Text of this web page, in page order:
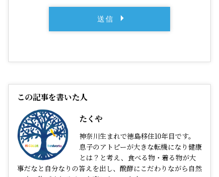
この記事を書いた人
たくや
神奈川生まれで徳島移住10年目です。
息子のアトピーが大きな転機になり健康
とは？と考え、食べる物・着る物が大
事だなと自分なりの答えを出し、醗酵にこだわりながら自然